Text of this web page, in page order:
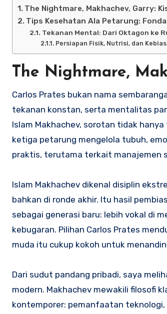
The Nightmare, Makhachev, Garry:
Tips Kesehatan Ala Petarung:
Tekanan Mental: Dari Oktagon ke
Persiapan Fisik, Nutrisi, dan
The Nightmare,
Carlos Prates bukan nama
tekanan konstan, serta mentalitas
Islam Makhachev, sorotan tidak
ketiga petarung mengelola tubuh,
praktis, terutama terkait manajemen
Islam Makhachev dikenal disiplin
bahkan di ronde akhir. Itu hasil
sebagai generasi baru: lebih vokal di
kebugaran. Pilihan Carlos Prates
muda itu cukup kokoh untuk
Dari sudut pandang pribadi, saya
modern. Makhachev mewakili filosofi
kontemporer: pemanfaatan teknologi,